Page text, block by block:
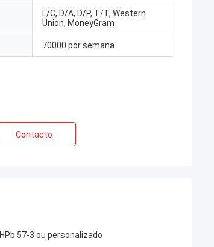
L/C, D/A, D/P, T/T, Western
Union, MoneyGram
70000 por semana.
Contacto
HPb 57-3 ou personalizado